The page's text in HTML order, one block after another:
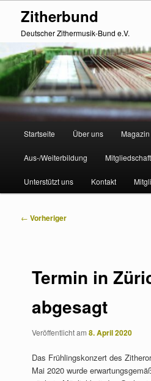
primären
springen
Zitherbund
Deutscher Zithermusik-Bund e.V.
Startseite Über uns Magazin
Aus-/Weiterbildung Mitgliedschaft
Unterstützt uns Kontakt
Beitragsnavigation
← Vorheriger
Termin in
abgesagt
Veröffentlicht am 8. April 2020
Das Frühlingskonzert des
Mai 2020 wurde